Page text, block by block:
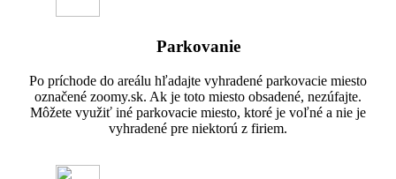
Parkovanie
Po príchode do areálu hľadajte vyhradené parkovacie miesto
označené zoomy.sk. Ak je toto miesto obsadené, nezúfajte.
Môžete využiť iné parkovacie miesto, ktoré je voľné a nie je
vyhradené pre niektorú z firiem.